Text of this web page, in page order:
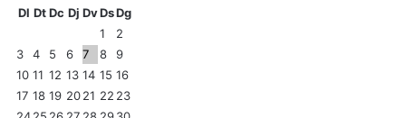
Dl DtDc Dj DvDsDg
1
2
3
4 5 6 7 8
9
10 11 12 13 14 15 16
17 18 19 2021 22 23